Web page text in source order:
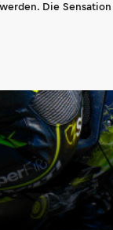
Die